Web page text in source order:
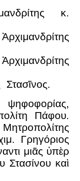
κ.
Στασῖνος.
Πάφου.
Γρηγόριος
μιᾶς ὑπὲρ
Στασίνου καὶ